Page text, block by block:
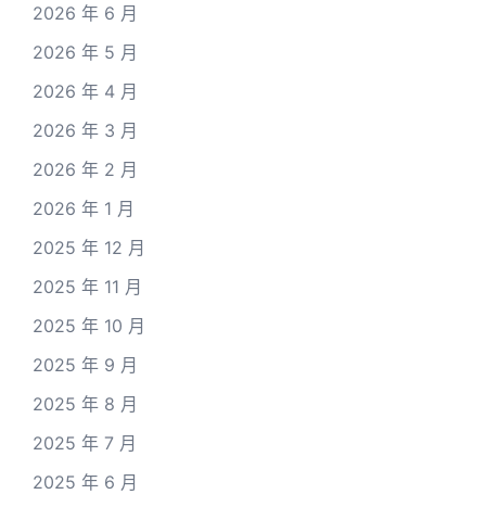
2026 年 6 月
2026 年 5 月
2026 年 4 月
2026 年 3 月
2026 年 2 月
2026 年 1 月
2025 年 12 月
2025 年 11 月
2025 年 10 月
2025 年 9 月
2025 年 8 月
2025 年 7 月
2025 年 6 月